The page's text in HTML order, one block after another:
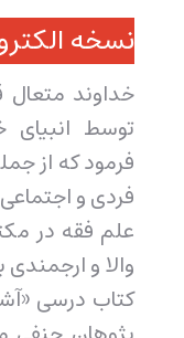
نسخه
خداوند
توسط
فرمود که از
فردی و
علم فقه در
والا و
کتاب درسی